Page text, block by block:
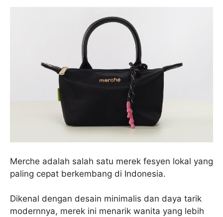
Merche adalah salah satu merek fesyen lokal yang
paling cepat berkembang di Indonesia.
Dikenal dengan desain minimalis dan daya tarik
modernnya, merek ini menarik wanita yang lebih